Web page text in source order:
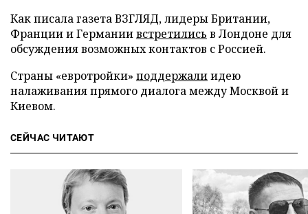
Как писала газета ВЗГЛЯД, лидеры Британии,
Франции и Германиивстретились в Лондоне для
обсуждения возможных контактов с Россией.
Страны «евротройки» поддержалиидею
налаживания прямого диалога между Москвой и
Киевом.
СЕЙЧАС ЧИТАЮТ